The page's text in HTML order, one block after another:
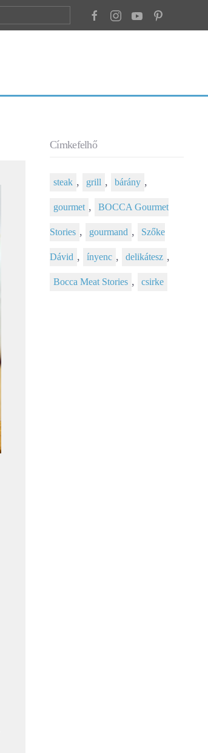
Címkefelhő
steak , grill , bárány ,
gourmet , BOCCA Gourmet
Stories , gourmand , Szőke
Dávid , ínyenc , delikátesz ,
Bocca Meat Stories , csirke